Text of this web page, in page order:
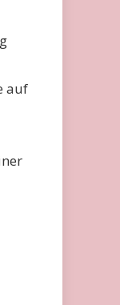
auf